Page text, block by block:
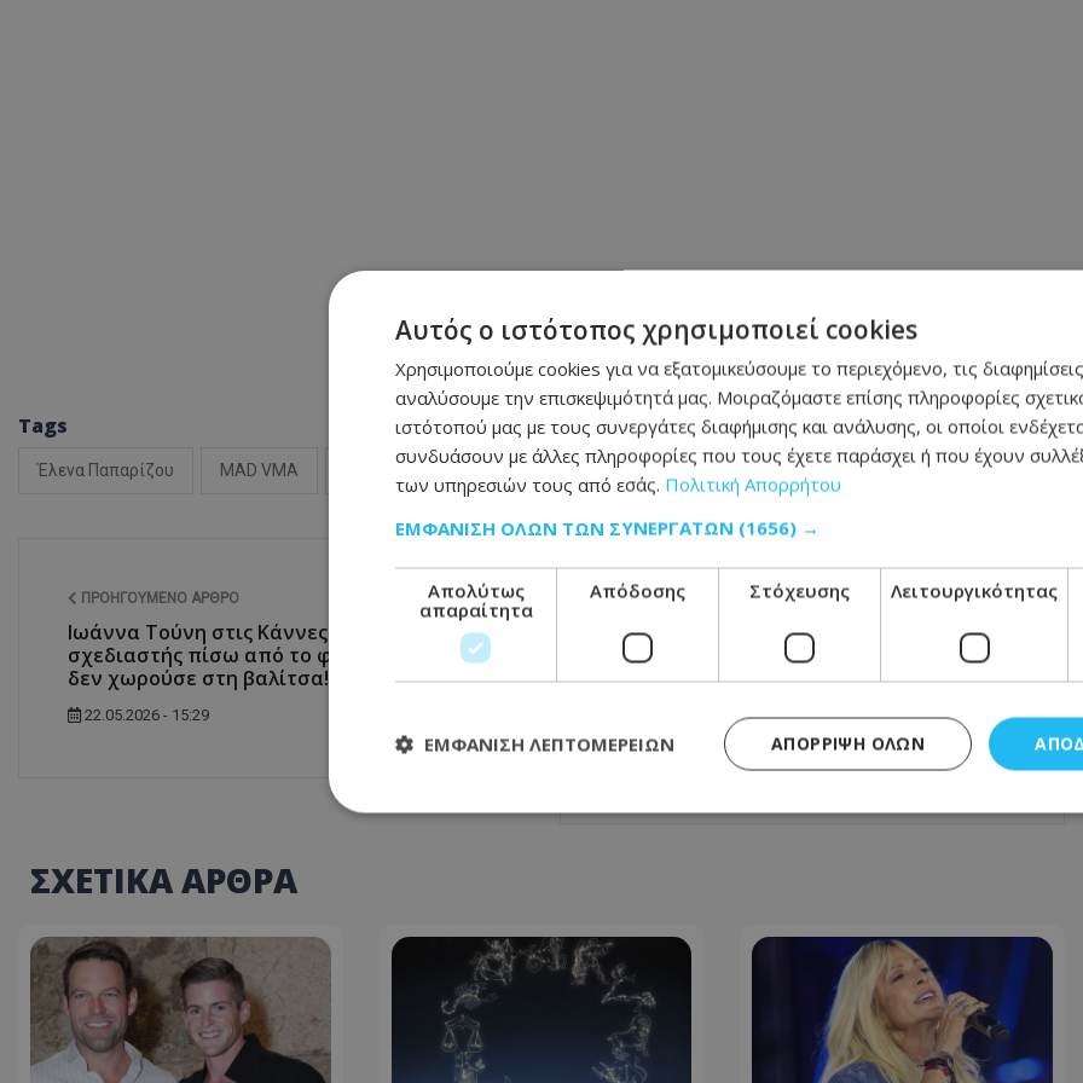
Tags
Έλενα Παπαρίζου ΜAD VMA
Μοιράσου αυτό το άρθρο
ΠΡΟΗΓΟΎΜΕΝΟ ΆΡΘΡΟ
Ιωάννα Τούνη στις Κάννες: Αυτός είναι ο
σχεδιαστής πίσω από το φόρεμα που…
δεν χωρούσε στη βαλίτσα!
22.05.2026 - 15:29
ΕΠΌΜΕΝΟ ΆΡΘΡΟ
Αρχιεπίσκοπος Κύπρου: «Μέμφομαι τον
εαυτό μου για τον Τυχικό» - Οι εκλογές
για τον Μητροπολίτη Πάφου και… οι
22.05.2026 - 15:46
ΣΧΕΤΙΚΑ ΑΡΘΡΑ
Αυτός ο ιστότοπος χρησιμοποιεί cookies
Χρησιμοποιούμε cookies για να εξατομικεύσουμε το περιεχόμενο, τις
αναλύσουμε την επισκεψιμότητά μας. Μοιραζόμαστε επίσης πληροφορίες
ιστότοπού μας με τους συνεργάτες διαφήμισης και ανάλυσης, οι οποίοι
συνδυάσουν με άλλες πληροφορίες που τους έχετε παράσχει ή που έχουν
των υπηρεσιών τους από εσάς. Πολιτική Απορρήτου
ΕΜΦΆΝΙΣΗ ΌΛΩΝ ΤΩΝ ΣΥΝΕΡΓΑΤΏΝ (1656) →
Απολύτως
απαραίτητα
Απόδοσης Στόχευσης Λειτουργικότητας
ΑΠΌΡΡΙΨΗ ΌΛΩΝ
ΕΜΦΆΝΙΣΗ ΛΕΠΤΟΜΕΡΕΙΏΝ
Ονοματεπώνυμο
Λήξη
usprivacy
.lifenewscy.tothemaonline.com
1 χρόνος 3
εβδομάδες
Αυτό το cookie
κράτος
σχετικά με την
κανονισμό